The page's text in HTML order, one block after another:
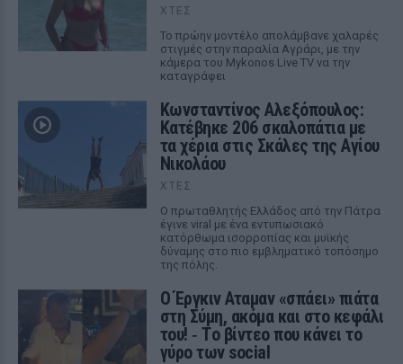
ΧΤΕΣ
Το πρώην μοντέλο απολάμβανε χαλαρές
στιγμές στην παραλία Αγράρι, με την
κάμερα του Mykonos Live TV να την
καταγράφει
Κωνσταντίνος Αλεξόπουλος:
Κατέβηκε 206 σκαλοπάτια με
τα χέρια στις Σκάλες της Αγίου
Νικολάου
ΧΤΕΣ
Ο πρωταθλητής Ελλάδος από την Πάτρα
έγινε viral με ένα εντυπωσιακό
κατόρθωμα ισορροπίας και μυϊκής
δύναμης στο πιο εμβληματικό τοπόσημο
της πόλης.
Ο Έργκιν Αταμαν «σπάει» πιάτα
στη Σύμη, ακόμα και στο κεφάλι
του! ‑ Tο βίντεο που κάνει το
γύρο των social